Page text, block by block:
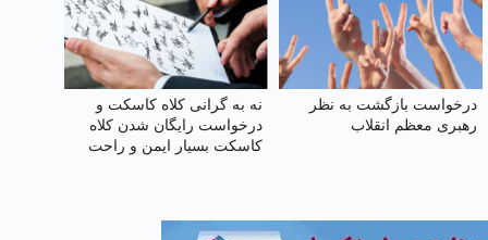
درخواست بازگشت به نظر
رهبری معظم انقلاب
نه به گرانی کلاه کاسکت و
درخواست رایگان شدن کلاه
کاسکت بسیار ایمن و راحت